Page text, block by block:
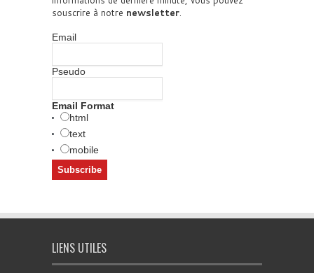
souscrire à notre newsletter.
Email
Pseudo
Email Format
html
text
mobile
LIENS UTILES